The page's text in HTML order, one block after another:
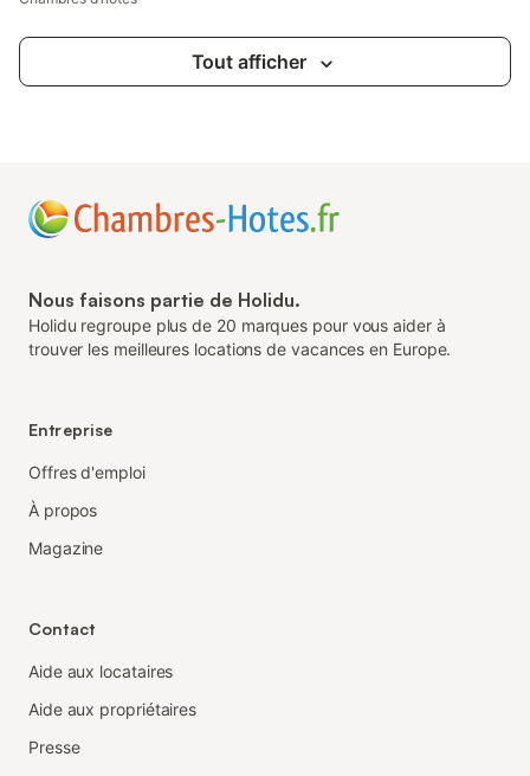
Tout afficher
Nous faisons partie de Holidu.
Holidu regroupe plus de 20 marques pour vous aider à
trouver les meilleures locations de vacances en Europe.
Entreprise
Offres d'emploi
À propos
Magazine
Contact
Aide aux locataires
Aide aux propriétaires
Presse